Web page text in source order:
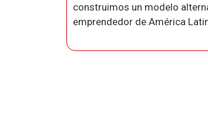
construimos un modelo
emprendedor de América